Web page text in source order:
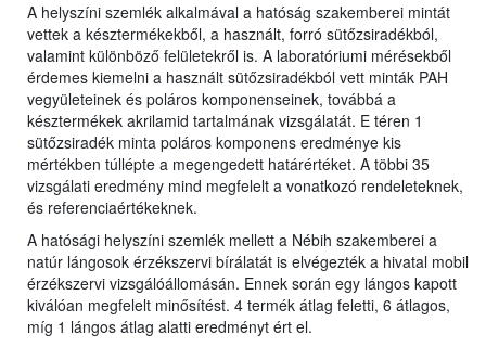
A helyszíni szemlék alkalmával a hatóság szakemberei mintát
vettek a késztermékekből, a használt, forró sütőzsiradékból,
valamint különböző felületekről is. A laboratóriumi mérésekből
érdemes kiemelni a használt sütőzsiradékból vett minták PAH
vegyületeinek és poláros komponenseinek, továbbá a
késztermékek akrilamid tartalmának vizsgálatát. E téren 1
sütőzsiradék minta poláros komponens eredménye kis
mértékben túllépte a megengedett határértéket. A többi 35
vizsgálati eredmény mind megfelelt a vonatkozó rendeleteknek,
és referenciaértékeknek.
A hatósági helyszíni szemlék mellett a Nébih szakemberei a
natúr lángosok érzékszervi bírálatát is elvégezték a hivatal mobil
érzékszervi vizsgálóállomásán. Ennek során egy lángos kapott
kiválóan megfelelt minősítést. 4 termék átlag feletti, 6 átlagos,
míg 1 lángos átlag alatti eredményt ért el.